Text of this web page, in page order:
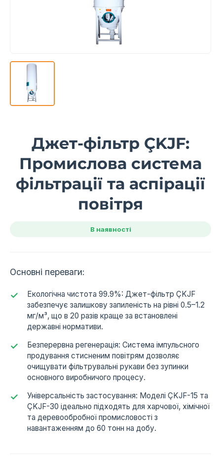
Джет-фільтр ÇKJF:
Промислова система
фільтрації та аспірації
повітря
В наявності
Основні переваги:
Екологічна чистота 99.9%: Джет-фільтр ÇKJF
забезпечує залишкову запиленість на рівні 0.5–1.2
мг/м³, що в 20 разів краще за встановлені
державні нормативи.
Безперервна регенерація: Система імпульсного
продування стисненим повітрям дозволяє
очищувати фільтрувальні рукави без зупинки
основного виробничого процесу.
Універсальність застосування: Моделі ÇKJF-15 та
ÇKJF-30 ідеально підходять для харчової, хімічної
та деревообробної промисловості з
навантаженням до 60 тонн на добу.